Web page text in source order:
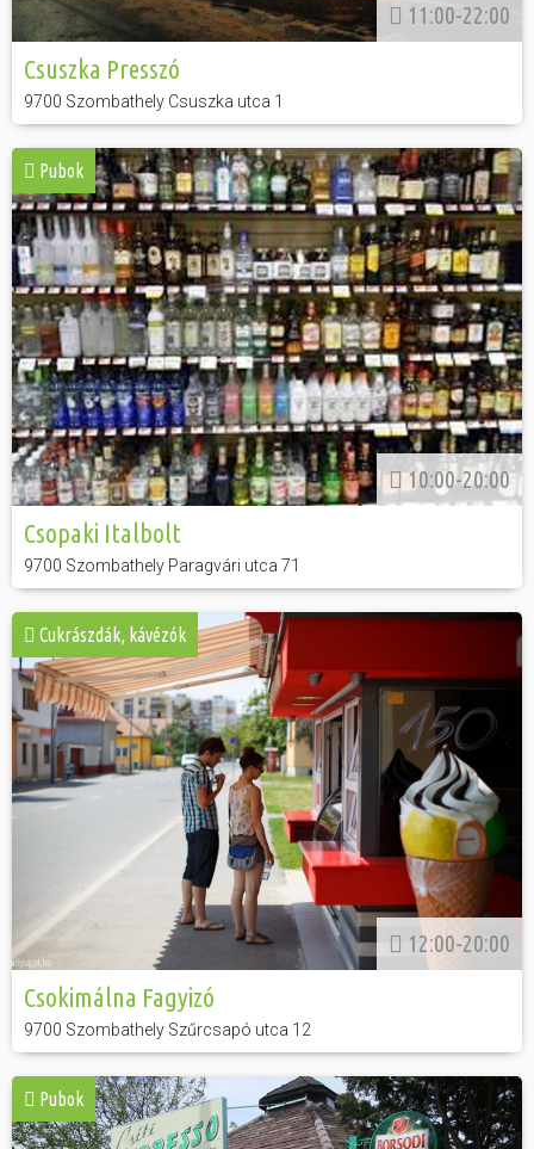
11:00-22:00
Csuszka Presszó
9700 Szombathely Csuszka utca 1
Pubok
10:00-20:00
Csopaki Italbolt
9700 Szombathely Paragvári utca 71
Cukrászdák, kávézók
12:00-20:00
Csokimálna Fagyizó
9700 Szombathely Szűrcsapó utca 12
Pubok